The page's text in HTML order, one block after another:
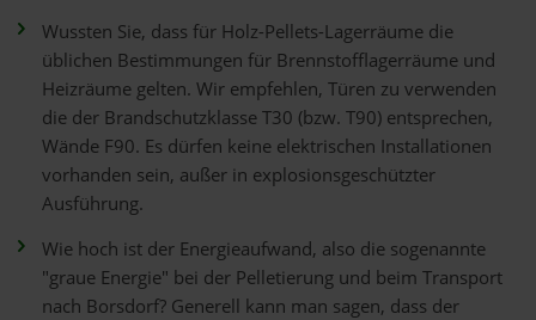
Wussten Sie, dass für Holz-Pellets-Lagerräume die
üblichen Bestimmungen für Brennstofflagerräume und
Heizräume gelten. Wir empfehlen, Türen zu verwenden
die der Brandschutzklasse T30 (bzw. T90) entsprechen,
Wände F90. Es dürfen keine elektrischen Installationen
vorhanden sein, außer in explosionsgeschützter
Ausführung.
Wie hoch ist der Energieaufwand, also die sogenannte
"graue Energie" bei der Pelletierung und beim Transport
nach Borsdorf? Generell kann man sagen, dass der